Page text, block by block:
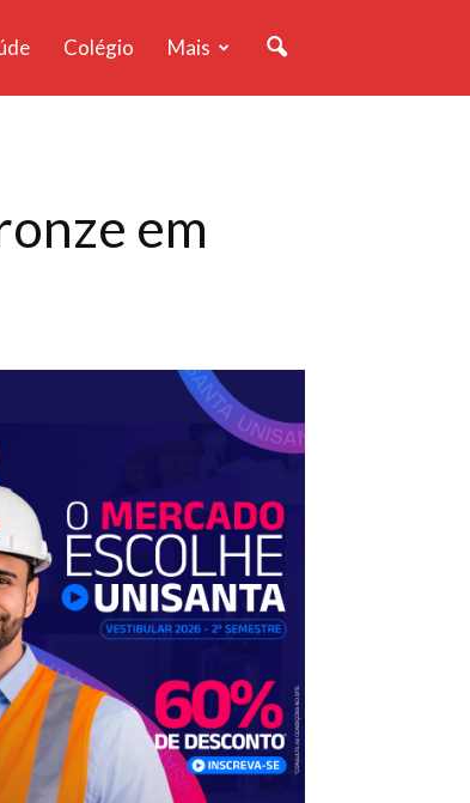
Colégio Mais
em